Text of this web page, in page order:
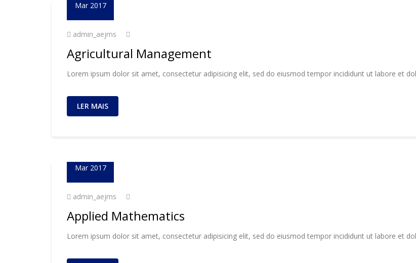
Mar 2017
admin_aejms
Agricultural Management
Lorem ipsum dolor sit amet, consectetur adipisicing elit, sed do eiusmod tempor incididunt ut labore et
LER MAIS
Mar 2017
admin_aejms
Applied Mathematics
Lorem ipsum dolor sit amet, consectetur adipisicing elit, sed do eiusmod tempor incididunt ut labore et